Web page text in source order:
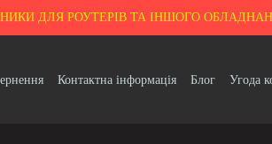
ДЛЯ РОУТЕРІВ ТА ІНШОГО
Контактна інформація Блог Угода